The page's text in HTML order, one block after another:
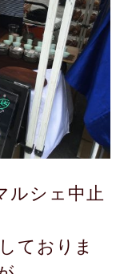
ルシェ中止
ておりま